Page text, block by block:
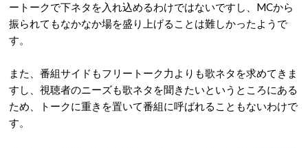
ートークで下ネタを入れ込めるわけではないですし、 MCから
振られてもなかなか場を盛り上げることは難しかったようで
す。
また、番組サイドもフリートーク力よりも歌ネタを求めてきま
すし、視聴者のニーズも歌ネタを聞きたいというところにある
ため、トークに重きを置いて番組に呼ばれることもないわけで
す。